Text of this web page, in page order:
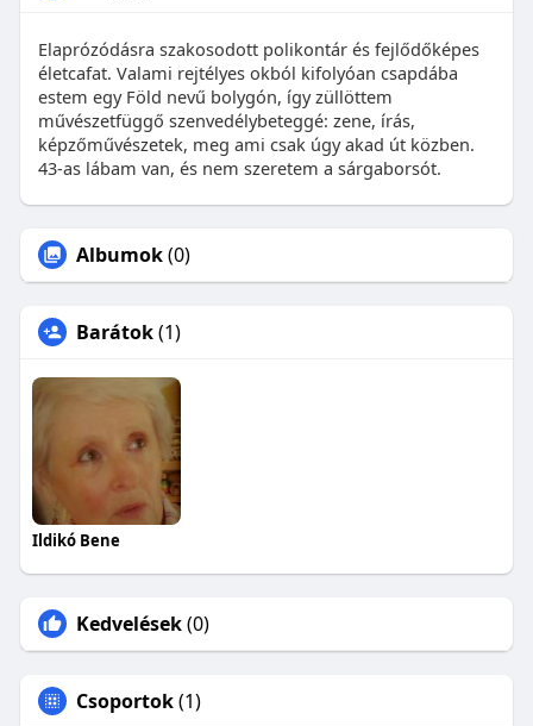
Elaprózódásra szakosodott polikontár és fejlődőképes
életcafat. Valami rejtélyes okból kifolyóan csapdába
estem egy Föld nevű bolygón, így züllöttem
művészetfüggő szenvedélybeteggé: zene, írás,
képzőművészetek, meg ami csak úgy akad út közben.
43-as lábam van, és nem szeretem a sárgaborsót.
Albumok(0)
Barátok(1)
Ildikó Bene
Kedvelések(0)
Csoportok(1)